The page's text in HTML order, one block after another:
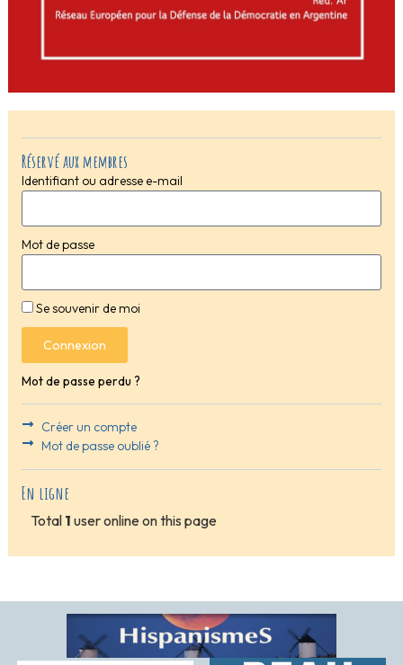
Réservé aux membres
Identifiant ou adresse e-mail
Mot de passe
Se souvenir de moi
Connexion
Mot de passe perdu ?
Créer un compte
Mot de passe oublié ?
En ligne
Total 1 user online on this page